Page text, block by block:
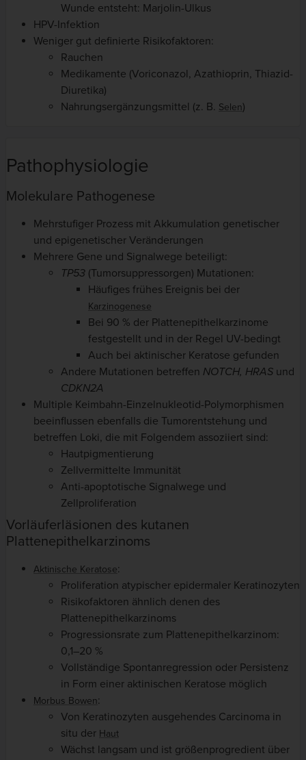
Wunde entsteht: Marjolin-Ulkus
HPV-Infektion
Weniger gut definierte Risikofaktoren:
Rauchen
Medikamente (Voriconazol, Azathioprin, Thiazid-
Diuretika)
Nahrungsergänzungsmittel (z. B. Selen)
Pathophysiologie
Molekulare Pathogenese
Mehrstufiger Prozess mit Akkumulation genetischer
und epigenetischer Veränderungen
Mehrere Gene und Signalwege beteiligt:
TP53 (Tumorsuppressorgen) Mutationen:
Häufiges frühes Ereignis bei der
Karzinogenese
Bei 90 % der Plattenepithelkarzinome
festgestellt und in der Regel UV-bedingt
Auch bei aktinischer Keratose gefunden
Andere Mutationen betreffen NOTCH, HRAS und
CDKN2A
Multiple Keimbahn-Einzelnukleotid-Polymorphismen
beeinflussen ebenfalls die Tumorentstehung und
betreffen Loki, die mit Folgendem assoziiert sind:
Hautpigmentierung
Zellvermittelte Immunität
Anti-apoptotische Signalwege und
Zellproliferation
Vorläuferläsionen des kutanen
Plattenepithelkarzinoms
Aktinische Keratose:
Proliferation atypischer epidermaler Keratinozyten
Risikofaktoren ähnlich denen des
Plattenepithelkarzinoms
Progressionsrate zum Plattenepithelkarzinom:
0,1–20 %
Vollständige Spontanregression oder Persistenz
in Form einer aktinischen Keratose möglich
Morbus Bowen:
Von Keratinozyten ausgehendes Carcinoma in
situ der Haut
Wächst langsam und ist größenprogredient über